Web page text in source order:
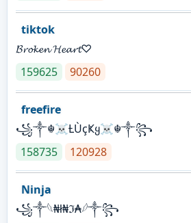
tiktok
𝓑𝓻𝓸𝓴𝓮𝓷 𝓗𝓮𝓪𝓻𝓽♡
159625
90260
freefire
꧁༒☬☠Ƚ︎ÙçҜყ☠︎☬༒꧂
158735
120928
Ninja
꧁⁣༒𓆩₦ł₦ℑ₳𓆪༒꧂